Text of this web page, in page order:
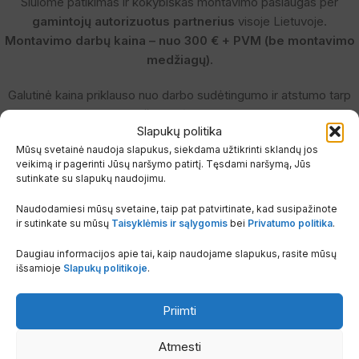
Slapukų politika
Mūsų svetainė naudoja slapukus, siekdama užtikrinti sklandų jos
veikimą ir pagerinti Jūsų naršymo patirtį. Tęsdami naršymą, Jūs
sutinkate su slapukų naudojimu.
Naudodamiesi mūsų svetaine, taip pat patvirtinate, kad susipažinote
ir sutinkate su mūsų Taisyklėmis ir sąlygomis bei Privatumo politika.
Daugiau informacijos apie tai, kaip naudojame slapukus, rasite mūsų
išsamioje Slapukų politikoje.
Priimti
Atmesti
gamintojų autorizuotus partnerius visoje Lietuvoje.
Montavimo darbų kaina – nuo 300 € + PVM (be montavimo
medžiagų).
Galutinė kaina priklauso nuo darbo sudėtingumo ir atstumo tarp
vidinio ir išorinio įrenginio blokų.
Užsakymo metu tiesiog pažymėkite, kad pageidaujate
montavimo –mes atsakingai parinksime tinkamą meistrą
pagal jūsų lokaciją ir užimtumą, bei pasirūpinsime, kad su
jumis būtų susisiekta artimiausiu metu.
✅ Montavimo darbai pagal gamintojo reikalavimus – išlieka
✅ Jokių rūpesčių – vienas užsakymas, viskuo pasirūpinsime mes
pasirūpinsime nuo A iki Z.